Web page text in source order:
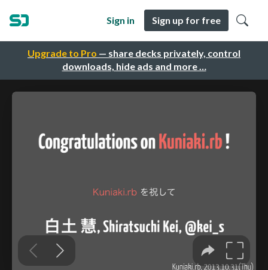
Upgrade to Pro — share decks privately, control
downloads, hide ads and more …
Sign in Sign up for free